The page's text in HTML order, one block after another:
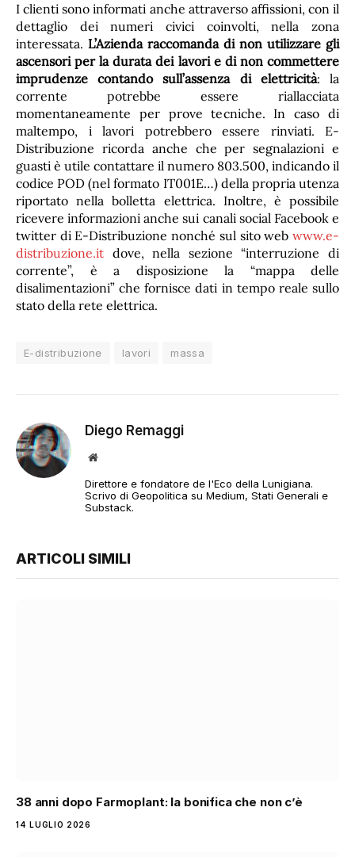
I clienti sono informati anche attraverso affissioni, con il
dettaglio dei numeri civici coinvolti, nella zona
interessata. L’Azienda raccomanda di non utilizzare gli
ascensori per la durata dei lavori e di non commettere
imprudenze contando sull’assenza di elettricità: la
corrente potrebbe essere riallacciata
momentaneamente per prove tecniche. In caso di
maltempo, i lavori potrebbero essere rinviati. E-
Distribuzione ricorda anche che per segnalazioni e
guasti è utile contattare il numero 803.500, indicando il
codice POD (nel formato IT001E…) della propria utenza
riportato nella bolletta elettrica. Inoltre, è possibile
ricevere informazioni anche sui canali social Facebook e
twitter di E-Distribuzione nonché sul sito web www.e-
distribuzione.it dove, nella sezione “interruzione di
corrente”, è a disposizione la “mappa delle
disalimentazioni” che fornisce dati in tempo reale sullo
stato della rete elettrica.
E-distribuzione lavori massa
Diego Remaggi
Sito
Direttore e fondatore de l'Eco della Lunigiana.
Scrivo di Geopolitica su Medium, Stati Generali e
Substack.
ARTICOLI SIMILI
38 anni dopo Farmoplant: la bonifica che non c’è
14 LUGLIO 2026